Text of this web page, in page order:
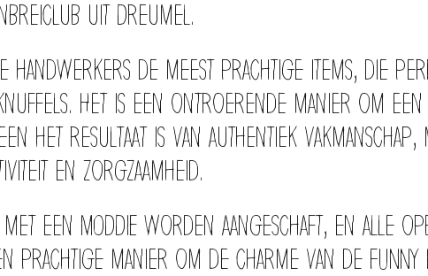
uit Dreumel.
de meest prachtige items, die
knuffels. Het is een ontroerende manier om
het resultaat is van authentiek vakmanschap,
en zorgzaamheid.
een MODDIE worden aangeschaft, en
manier om de charme van de FUNNY